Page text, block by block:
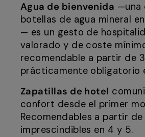
Agua de bienvenida —una
botellas de agua mineral
— es un gesto de
valorado y de coste
recomendable a partir de
prácticamente obligatorio
Zapatillas de hotel
confort desde el primer
Recomendables a partir
imprescindibles en 4 y 5.